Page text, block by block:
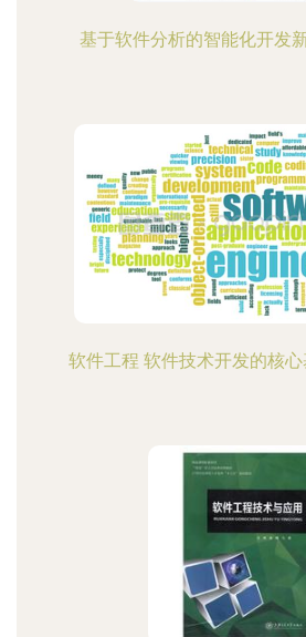
基于软件分析的智能化开发
软件工程 软件技术开发的核